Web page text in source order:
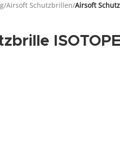
/Airsoft Schutzbrillen/Airsoft